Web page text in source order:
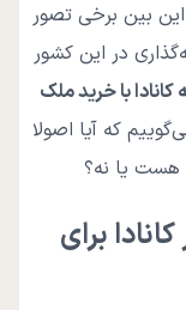
بین برخی تصور
در این کشور
با خرید ملک
که آیا اصولا
هست یا نه؟
برای